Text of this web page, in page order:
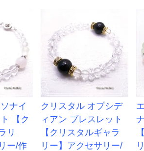
ナイ
【ク
リ
ー/作
クリスタル オプシデ
ィアン ブレスレット
【クリスタルギャラ
リー】アクセサリー/